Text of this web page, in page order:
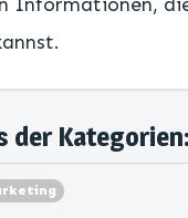
der Kategorien: